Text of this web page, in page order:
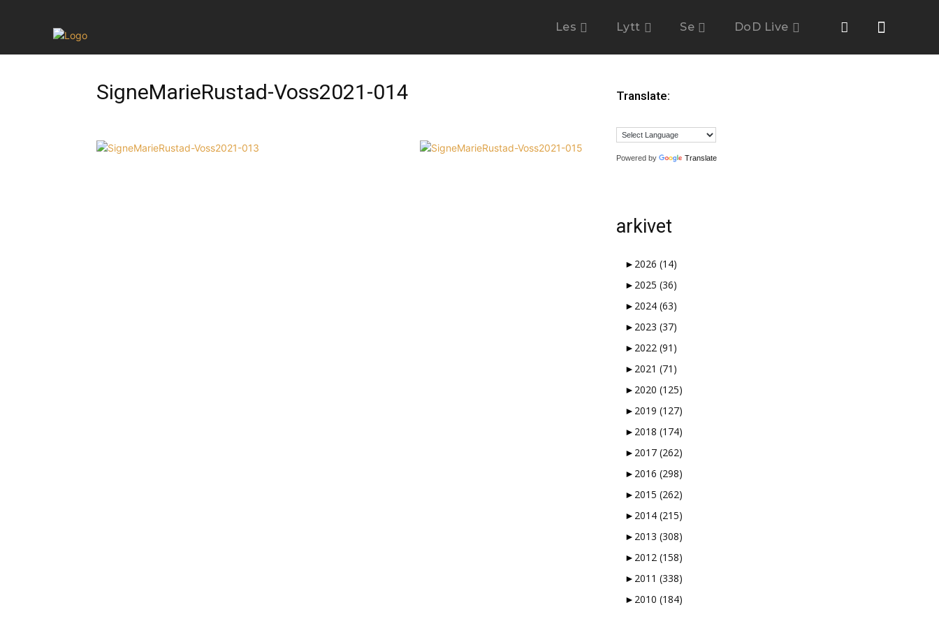
Les Lytt Se DoD Live
SigneMarieRustad-Voss2021-014 Translate:
Powered by Translate
arkivet
► 2026 (14)
► 2025 (36)
► 2024 (63)
► 2023 (37)
► 2022 (91)
► 2021 (71)
► 2020 (125)
► 2019 (127)
► 2018 (174)
► 2017 (262)
► 2016 (298)
► 2015 (262)
► 2014 (215)
► 2013 (308)
► 2012 (158)
► 2011 (338)
► 2010 (184)